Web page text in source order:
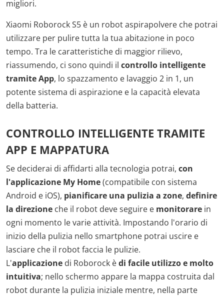
migliori.
Xiaomi Roborock S5 è un robot aspirapolvere che potrai
utilizzare per pulire tutta la tua abitazione in poco
tempo. Tra le caratteristiche di maggior rilievo,
riassumendo, ci sono quindi il controllo intelligente
tramite App, lo spazzamento e lavaggio 2 in 1, un
potente sistema di aspirazione e la capacità elevata
della batteria.
CONTROLLO INTELLIGENTE TRAMITE
APP E MAPPATURA
Se deciderai di affidarti alla tecnologia potrai, con
l'applicazione My Home(compatibile con sistema
Android e iOS), pianificare una pulizia a zone, definire
la direzione che il robot deve seguire e monitorare in
ogni momento le varie attività. Impostando l'orario di
inizio della pulizia nello smartphone potrai uscire e
lasciare che il robot faccia le pulizie.
L'applicazione di Roborock èdi facile utilizzo e molto
intuitiva; nello schermo appare la mappa costruita dal
robot durante la pulizia iniziale mentre, nella parte